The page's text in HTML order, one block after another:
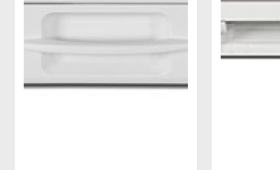
quả là một giải pháp hữu ích
nghiệp hoạt động năng suất lớn.
Phân loại máy in Ricoh